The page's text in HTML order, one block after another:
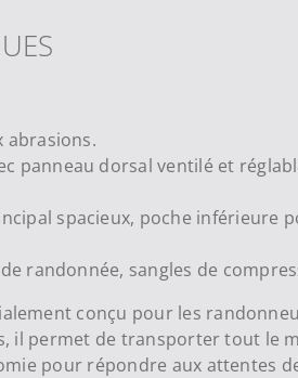
abrasions.
panneau dorsal ventilé et
spacieux, poche inférieure
randonnée, sangles de
conçu pour les
il permet de transporter tout le
pour répondre aux attentes